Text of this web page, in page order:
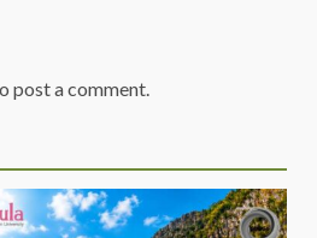
post a comment.